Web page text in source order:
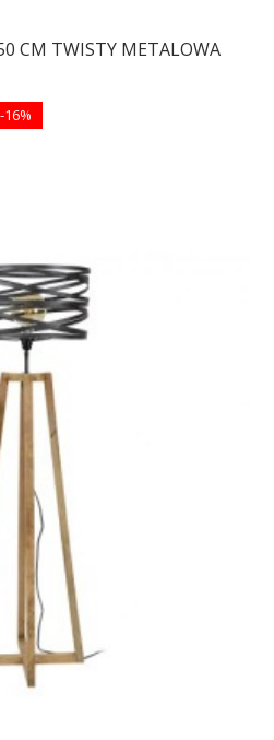
CM TWISTY METALOWA
-16%